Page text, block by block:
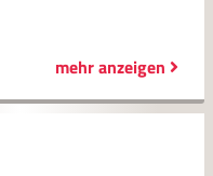
mehr anzeigen